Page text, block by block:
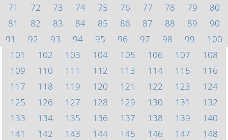
71
72 73 74 75 76 77 78 79
80
81
82 83 84 85 86 87 88 89
90
91
92 93 94 95 96 97 98 99
100
101
102 103 104 105 106 107
108
109
110 111 112 113 114 115
116
117
118 119 120 121 122 123
124
125
126 127 128 129 130 131
132
133
134 135 136 137 138 139
140
141
142 143 144 145 146 147
148